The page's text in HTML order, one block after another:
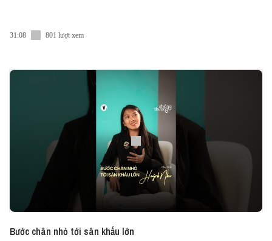
31:08 801 lượt xem
Bước chân nhỏ tới sân khấu lớn